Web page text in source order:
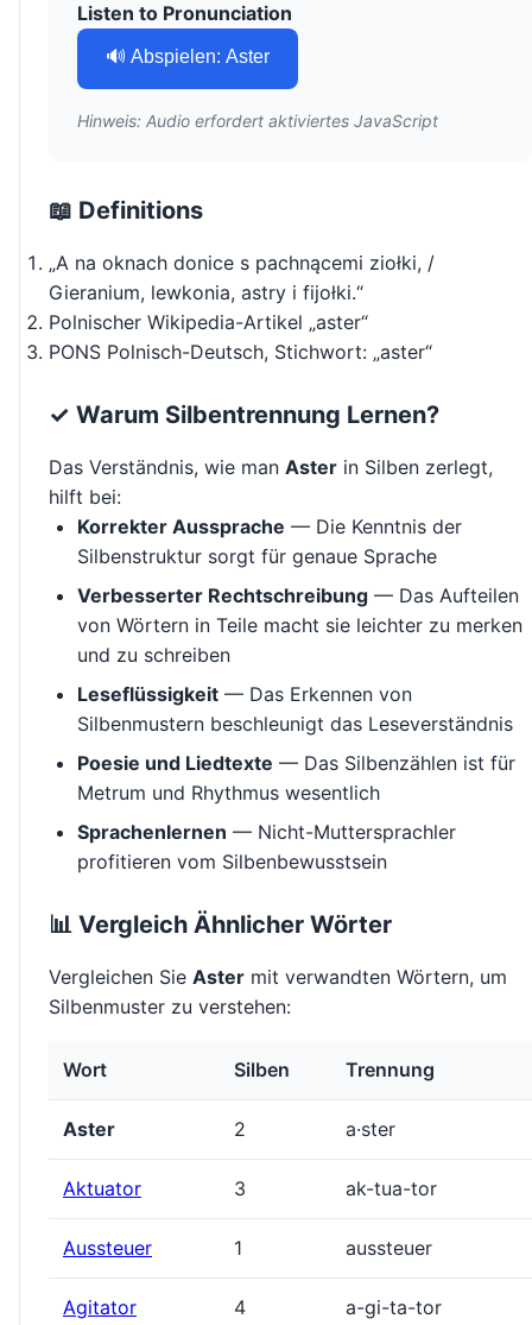
Listen to Pronunciation
🔊 Abspielen: Aster
Hinweis: Audio erfordert aktiviertes JavaScript
📖 Definitions
„A na oknach donice s pachnącemi ziołki, /
Gieranium, lewkonia, astry i fijołki.“
Polnischer Wikipedia-Artikel „aster“
PONS Polnisch-Deutsch, Stichwort: „aster“
✓ Warum Silbentrennung Lernen?
Das Verständnis, wie man Aster in Silben zerlegt,
hilft bei:
Korrekter Aussprache — Die Kenntnis der
Silbenstruktur sorgt für genaue Sprache
Verbesserter Rechtschreibung — Das Aufteilen
von Wörtern in Teile macht sie leichter zu merken
und zu schreiben
Leseflüssigkeit — Das Erkennen von
Silbenmustern beschleunigt das Leseverständnis
Poesie und Liedtexte — Das Silbenzählen ist für
Metrum und Rhythmus wesentlich
Sprachenlernen — Nicht-Muttersprachler
profitieren vom Silbenbewusstsein
📊 Vergleich Ähnlicher Wörter
Vergleichen Sie Aster mit verwandten Wörtern, um
Silbenmuster zu verstehen:
Wort Silben Trennung
Aster 2 a·ster
Aktuator 3 ak-tua-tor
Aussteuer 1 aussteuer
Agitator 4 a-gi-ta-tor